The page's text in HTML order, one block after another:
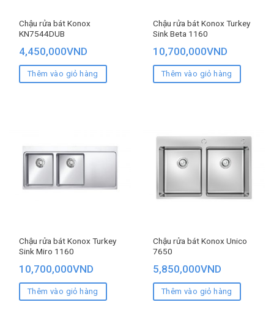
Chậu rửa bát Konox
KN7544DUB
4,450,000VND
Thêm vào giỏ hàng
Chậu rửa bát Konox Turkey
Sink Beta 1160
10,700,000VND
Thêm vào giỏ hàng
Chậu rửa bát Konox Turkey
Sink Miro 1160
10,700,000VND
Thêm vào giỏ hàng
Chậu rửa bát Konox Unico
7650
5,850,000VND
Thêm vào giỏ hàng